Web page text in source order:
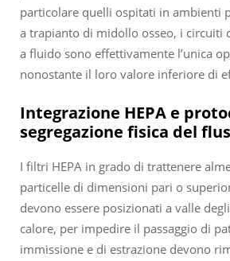
particolare quelli ospitati in ambienti
a trapianto di midollo osseo, i circuiti
a fluido sono effettivamente l’unica
nonostante il loro valore inferiore di
Integrazione HEPA e
segregazione fisica del
I filtri HEPA in grado di trattenere
particelle di dimensioni pari o
devono essere posizionati a valle
calore, per impedire il passaggio di
immissione e di estrazione devono